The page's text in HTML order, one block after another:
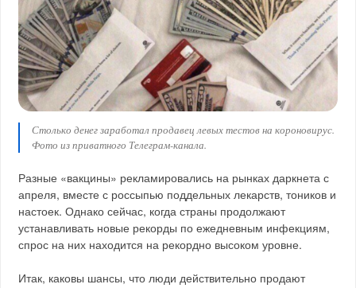
Столько денег заработал продавец левых тестов на короновирус.
Фото из приватного Телеграм-канала.
Разные «вакцины» рекламировались на рынках даркнета с
апреля, вместе с россыпью поддельных лекарств, тоников и
настоек. Однако сейчас, когда страны продолжают
устанавливать новые рекорды по ежедневным инфекциям,
спрос на них находится на рекордно высоком уровне.
Итак, каковы шансы, что люди действительно продают